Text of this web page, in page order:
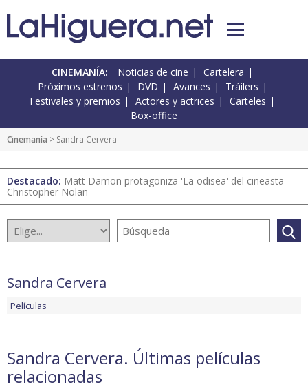
CINEMANÍA: Noticias de cine
Cartelera
Próximos estrenos
DVD Avances
Tráilers
Festivales y premios
Actores y actrices
Carteles
Box-office
Cinemanía > Sandra Cervera
Destacado: Matt Damon protagoniza 'La odisea' del cineasta
Christopher Nolan
Sandra Cervera
Películas
Sandra Cervera. Últimas películas
relacionadas